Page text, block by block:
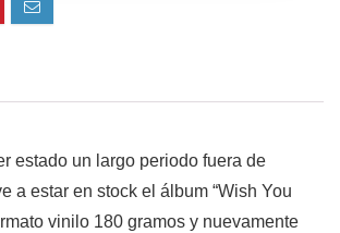
estado un largo periodo fuera de
a estar en stock el álbum “Wish You
vinilo 180 gramos y nuevamente